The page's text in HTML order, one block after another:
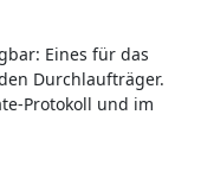
Eines für das
Durchlaufträger.
Protokoll und im